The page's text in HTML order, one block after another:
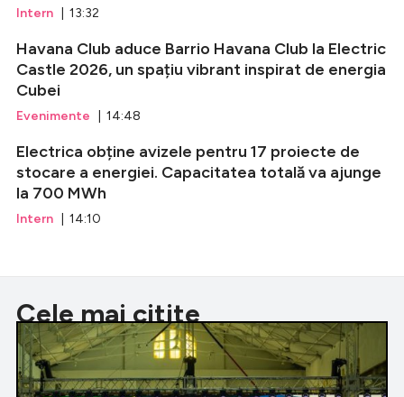
Intern | 13:32
Havana Club aduce Barrio Havana Club la Electric
Castle 2026, un spațiu vibrant inspirat de energia
Cubei
Evenimente | 14:48
Electrica obține avizele pentru 17 proiecte de
stocare a energiei. Capacitatea totală va ajunge
la 700 MWh
Intern | 14:10
Cele mai citite